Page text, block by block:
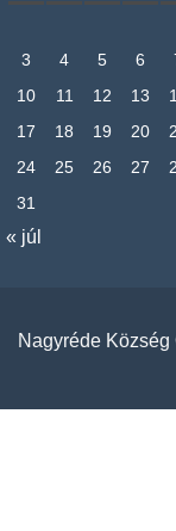
3
4 5 6
10
11 12 13
17
18 19 20
24
25 26 27
31
« júl
Nagyréde